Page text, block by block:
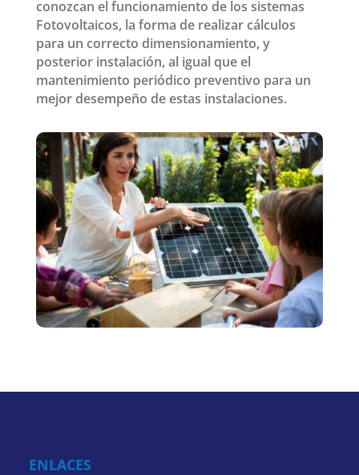
conozcan el funcionamiento de los sistemas
Fotovoltaicos, la forma de realizar cálculos
para un correcto dimensionamiento, y
posterior instalación, al igual que el
mantenimiento periódico preventivo para un
mejor desempeño de estas instalaciones.
ENLACES